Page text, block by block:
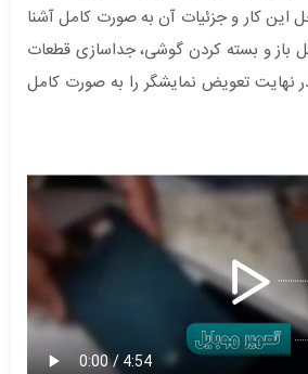
این کار و جزئیات آن به صورت کامل آشنا
باز و بسته کردن گوشی، جداسازی قطعات
تعویض نمایشگر را به صورت کامل